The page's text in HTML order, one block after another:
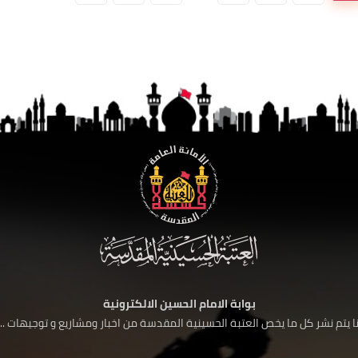
بوابة الامام الحسين الالكترونية
يتم نشر كل ما يخص العتبة الحسينية المقدسة من اخبار ومشاريع و توجيهات